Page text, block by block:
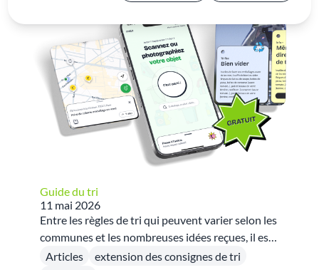
Guide du tri
11 mai 2026
Entre les règles de tri qui peuvent varier selon les
communes et les nombreuses idées reçues, il est
parfois difficile de savoir quoi faire de ses
Articles
extension des consignes de tri